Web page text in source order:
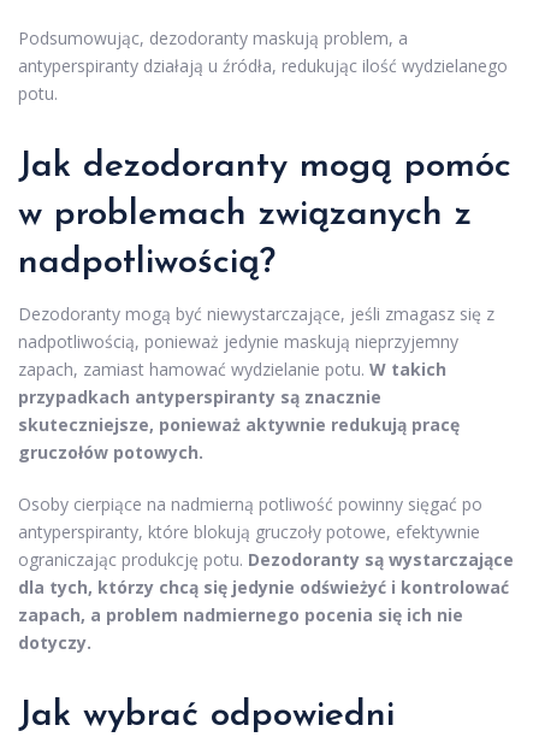
Podsumowując, dezodoranty maskują problem, a
antyperspiranty działają u źródła, redukując ilość wydzielanego
potu.
Jak dezodoranty mogą pomóc
w problemach związanych z
nadpotliwością?
Dezodoranty mogą być niewystarczające, jeśli zmagasz się z
nadpotliwością, ponieważ jedynie maskują nieprzyjemny
zapach, zamiast hamować wydzielanie potu. W takich
przypadkach antyperspiranty są znacznie
skuteczniejsze, ponieważ aktywnie redukują pracę
gruczołów potowych.
Osoby cierpiące na nadmierną potliwość powinny sięgać po
antyperspiranty, które blokują gruczoły potowe, efektywnie
ograniczając produkcję potu. Dezodoranty są wystarczające
dla tych, którzy chcą się jedynie odświeżyć i kontrolować
zapach, a problem nadmiernego pocenia się ich nie
dotyczy.
Jak wybrać odpowiedni